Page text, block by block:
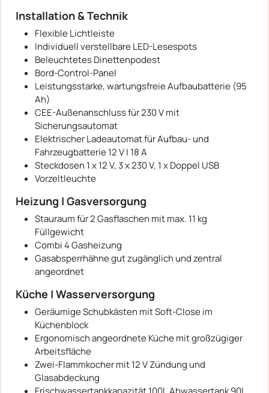
Installation & Technik
Flexible Lichtleiste
Individuell verstellbare LED-Lesespots
Beleuchtetes Dinettenpodest
Bord-Control-Panel
Leistungsstarke, wartungsfreie Aufbaubatterie (95
Ah)
CEE-Außenanschluss für 230 V mit
Sicherungsautomat
Elektrischer Ladeautomat für Aufbau- und
Fahrzeugbatterie 12 V | 18 A
Steckdosen 1 x 12 V, 3 x 230 V, 1 x Doppel USB
Vorzeltleuchte
Heizung | Gasversorgung
Stauraum für 2 Gasflaschen mit max. 11 kg
Füllgewicht
Combi 4 Gasheizung
Gasabsperrhähne gut zugänglich und zentral
angeordnet
Küche | Wasserversorgung
Geräumige Schubkästen mit Soft-Close im
Küchenblock
Ergonomisch angeordnete Küche mit großzügiger
Arbeitsfläche
Zwei-Flammkocher mit 12 V Zündung und
Glasabdeckung